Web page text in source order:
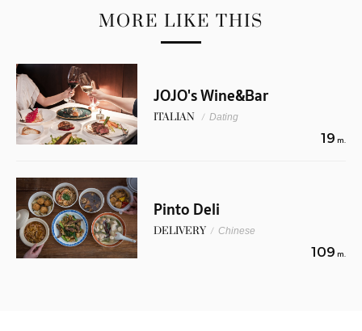
MORE LIKE THIS
JOJO's Wine&Bar
ITALIAN / Dating
19 m.
Pinto Deli
DELIVERY / Chinese
109 m.